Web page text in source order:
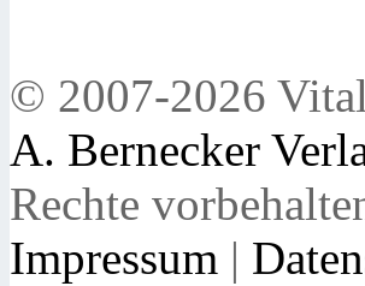
© 2007-2026
A. Bernecker
Rechte
Impressum |